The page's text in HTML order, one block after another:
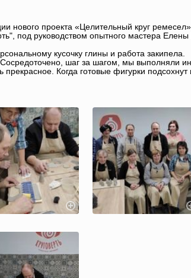
нового проекта «Целительный круг
под руководством опытного мастера
кусочку глины и работа закипела.
Сосредоточено, шаг за шагом, мы выполняли
Когда готовые фигурки подсохнут